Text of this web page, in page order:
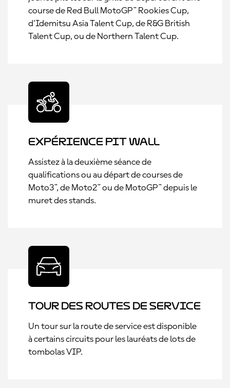
course de Red Bull MotoGP™ Rookies Cup,
d'Idemitsu Asia Talent Cup, de R&G British
Talent Cup, ou de Northern Talent Cup.
Expérience Pit Wall
Assistez à la deuxième séance de
qualifications ou au départ de courses de
Moto3™, de Moto2™ ou de MotoGP™ depuis le
muret des stands.
Tour des routes de service
Un tour sur la route de service est disponible
à certains circuits pour les lauréats de lots de
tombolas VIP.